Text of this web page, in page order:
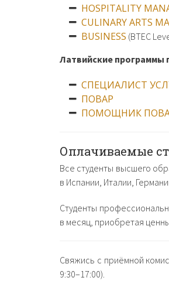
HOSPITALITY
CULINARY ARTS
BUSINESS (BTEC
Латвийские программы
СПЕЦИАЛИСТ
ПОВАР
ПОМОЩНИК
Оплачиваемые
Все студенты высшего
в Испании, Италии,
Студенты
в месяц, приобретая
Свяжись с приёмной
9:30–17:00).